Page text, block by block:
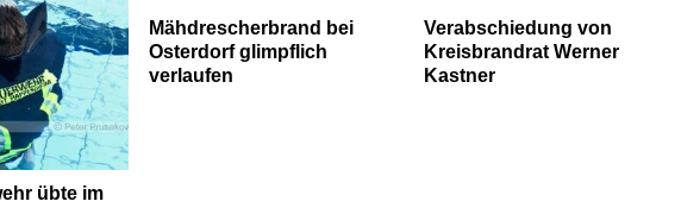
übte im
Mähdrescherbrand bei
Osterdorf glimpflich
verlaufen
Verabschiedung von
Kreisbrandrat Werner
Kastner